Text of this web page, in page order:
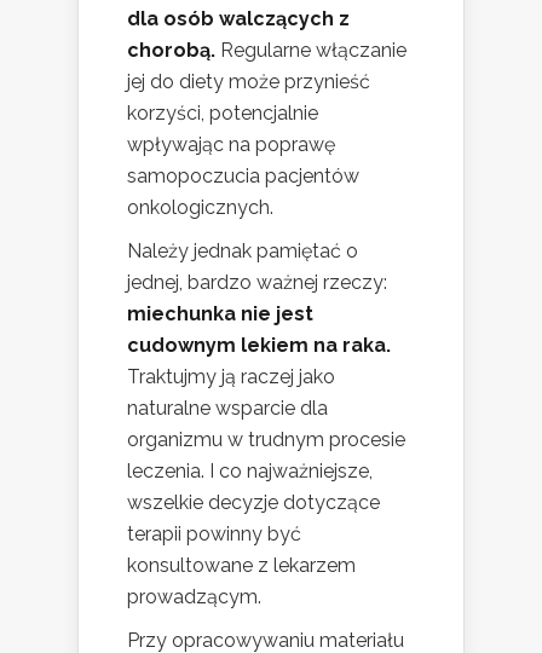
dla osób walczących z
chorobą. Regularne włączanie
jej do diety może przynieść
korzyści, potencjalnie
wpływając na poprawę
samopoczucia pacjentów
onkologicznych.
Należy jednak pamiętać o
jednej, bardzo ważnej rzeczy:
miechunka nie jest
cudownym lekiem na raka.
Traktujmy ją raczej jako
naturalne wsparcie dla
organizmu w trudnym procesie
leczenia. I co najważniejsze,
wszelkie decyzje dotyczące
terapii powinny być
konsultowane z lekarzem
prowadzącym.
Przy opracowywaniu materiału